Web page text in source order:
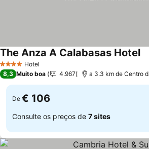
4 EstrelasHotel
The Anza A Calabasas Hotel
8,3 Muito boa 4.967 a 3.3 km de Centro
De € 106
Consulte os preços de 7 sites